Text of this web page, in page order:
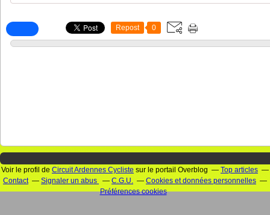
Repost 0
Voir le profil de Circuit Ardennes Cycliste sur le portail Overblog
Top articles
Contact
Signaler un abus C.G.U.
Cookies et données personnelles
Préférences cookies